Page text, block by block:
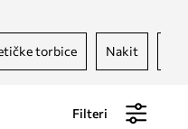
torbice nakit
Filteri